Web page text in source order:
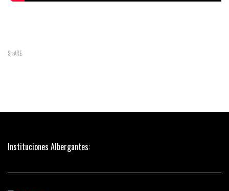
SHARE
Instituciones Albergantes: